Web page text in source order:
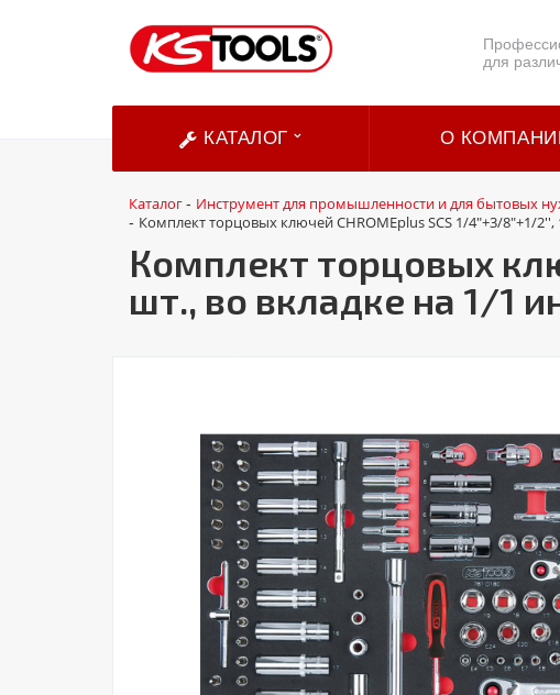
для
КАТАЛОГ О
Каталог- Инструмент для промышленности и для бытовых
- Комплект торцовых ключей CHROMEplus SCS 1/4"+3/8"+1/
Комплект торцовых
шт., во вкладке на 1/1